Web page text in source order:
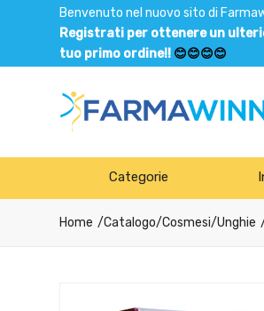
Benvenuto nel nuovo sito di
Registrati per ottenere un
tuo primo ordine!! 😊😊😊😊
Categorie
Home Catalogo/Cosmesi/Unghie